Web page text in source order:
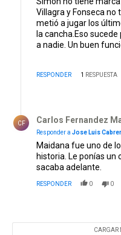
Villagra y Fonseca
metió a jugar los
la cancha.Eso
a nadie. Un buen
individualidades.
bien ? Con Mercado
6 por los costados y
RESPONDER 1 RESPUESTA
CF Carlos Fernandez
Responder a Jose Luis
Maidana fue uno de
historia. Le ponías un
sacaba adelante.
RESPONDER 0 0
CARGAR